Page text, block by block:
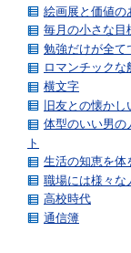
絵画展と価値の
毎月の小さな目
勉強だけが全て
ロマンチックな
横文字
旧友との懐かし
体型のいい男の
ト
生活の知恵を体
職場には様々な
高校時代
通信簿